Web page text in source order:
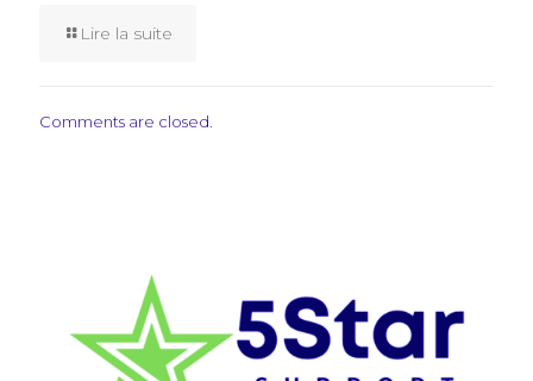
Lire la suite
Comments are closed.